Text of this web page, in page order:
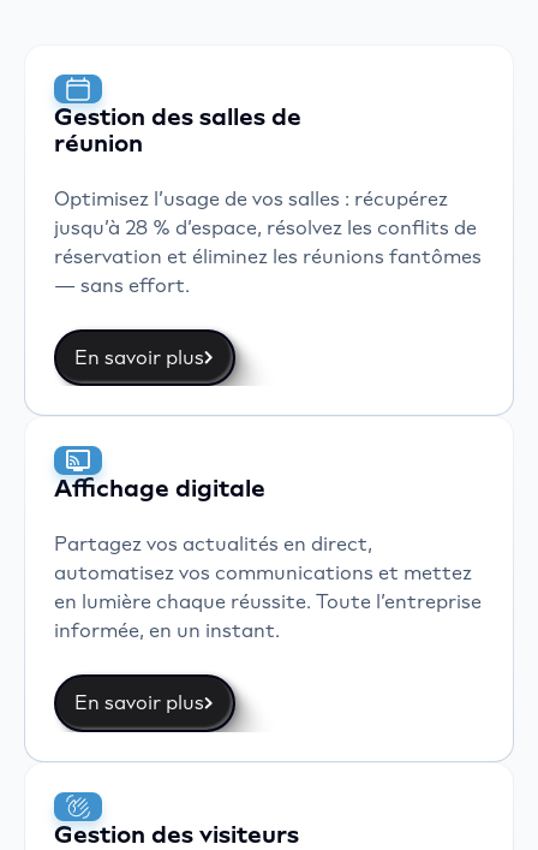
Gestion des salles de
réunion
Optimisez l’usage de vos salles : récupérez
jusqu’à 28 % d’espace, résolvez les conflits de
réservation et éliminez les réunions fantômes
— sans effort.
En savoir plus
Affichage digitale
Partagez vos actualités en direct,
automatisez vos communications et mettez
en lumière chaque réussite. Toute l’entreprise
informée, en un instant.
En savoir plus
Gestion des visiteurs